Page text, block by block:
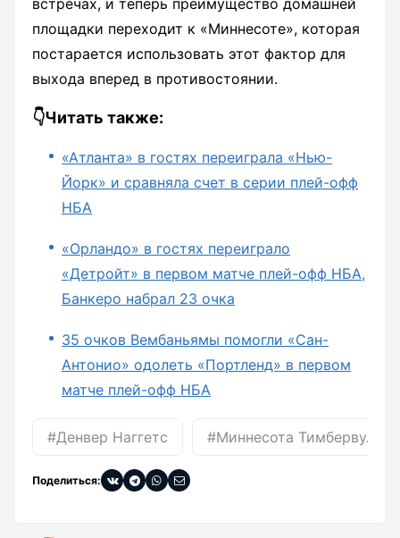
встречах, и теперь преимущество домашней
площадки переходит к «Миннесоте», которая
постарается использовать этот фактор для
выхода вперед в противостоянии.
👇Читать также:
«Атланта» в гостях переиграла «Нью-
Йорк» и сравняла счет в серии плей-офф
НБА
«Орландо» в гостях переиграло
«Детройт» в первом матче плей-офф НБА,
Банкеро набрал 23 очка
35 очков Вембаньямы помогли «Сан-
Антонио» одолеть «Портленд» в первом
матче плей-офф НБА
#Денвер Наггетс #Миннесота Тимбервулвз
Поделиться: